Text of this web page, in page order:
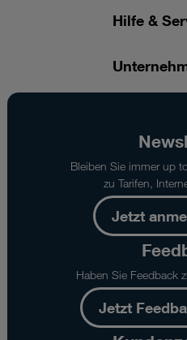
Hilfe &
Bleiben Sie immer up
zu Tarifen,
Jetzt
Haben Sie Feedback
Jetzt